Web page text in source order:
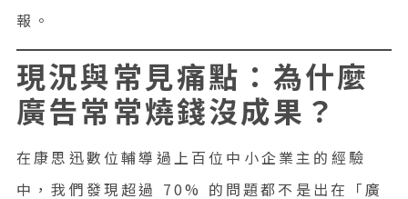
報。
現況與常見痛點：為什麼
廣告常常燒錢沒成果？
在康思迅數位輔導過上百位中小企業主的經驗
中，我們發現超過 70% 的問題都不是出在「廣